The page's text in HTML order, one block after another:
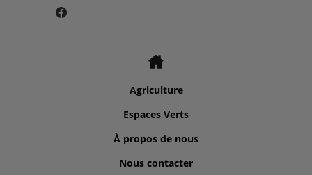
Agriculture
Espaces Verts
À propos de nous
Nous contacter